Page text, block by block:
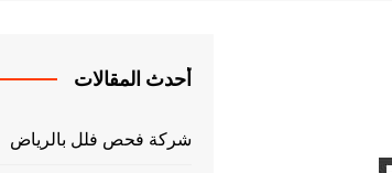
أحدث المقالات
شركة فحص فلل بالرياض